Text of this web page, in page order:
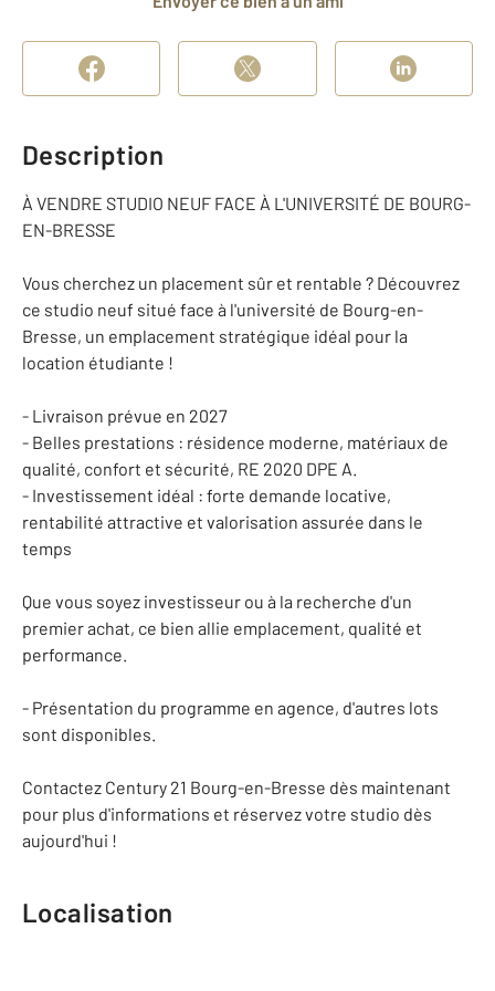
Description
À VENDRE STUDIO NEUF FACE À L'UNIVERSITÉ DE BOURG-
EN-BRESSE
Vous cherchez un placement sûr et rentable ? Découvrez
ce studio neuf situé face à l'université de Bourg-en-
Bresse, un emplacement stratégique idéal pour la
location étudiante !
- Livraison prévue en 2027
- Belles prestations : résidence moderne, matériaux de
qualité, confort et sécurité, RE 2020 DPE A.
- Investissement idéal : forte demande locative,
rentabilité attractive et valorisation assurée dans le
temps
Que vous soyez investisseur ou à la recherche d'un
premier achat, ce bien allie emplacement, qualité et
performance.
- Présentation du programme en agence, d'autres lots
sont disponibles.
Contactez Century 21 Bourg-en-Bresse dès maintenant
pour plus d'informations et réservez votre studio dès
aujourd'hui !
Localisation